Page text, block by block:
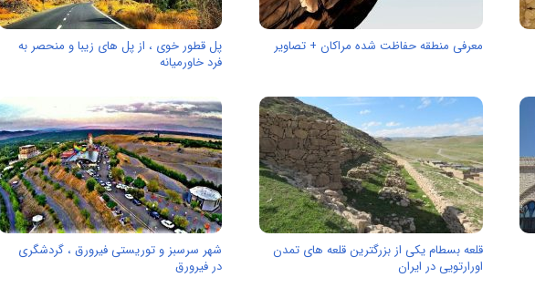
معرفی منطقه حفاظت شده مراکان + تصاویر
پل قطور خوی ، از پل های زیبا و منحصر به
فرد خاورمیانه
قلعه بسطام یکی از بزرگترین قلعه های تمدن
اورارتویی در ایران
شهر سرسبز و توریستی فیرورق ، گردشگری
در فیرورق